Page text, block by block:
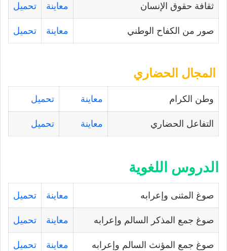
ثقافة حقوق الإنسان معاينة تحميل
صور من الكفاح الوطني معاينة تحميل
المجال الحضاري
وطن الكرام معاينة تحميل
التفاعل الحضاري معاينة تحميل
الدروس اللغوية
صوغ المثنى وإعرابه معاينة تحميل
صوغ جمع المذكر السالم وإعرابه معاينة تحميل
صوغ جمع المؤنث السالم وإعرابه معاينة تحميل